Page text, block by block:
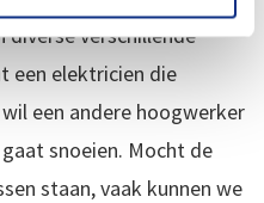
verschillende
een elektricien die
een andere hoogwerker
snoeien. Mocht de
staan, vaak kunnen we